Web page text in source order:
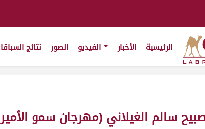
الرئيسية الأخبار الصور نتائج